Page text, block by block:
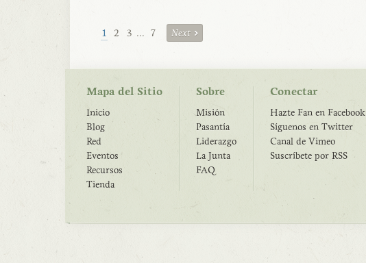
1 2 3 ... 7 Next
Mapa del Sitio
Inicio
Blog
Red
Eventos
Recursos
Tienda
Sobre
Misión
Pasantía
Liderazgo
La Junta
FAQ
Conectar
Hazte Fan en Facebook
Síguenos en Twitter
Canal de Vimeo
Suscríbete por RSS